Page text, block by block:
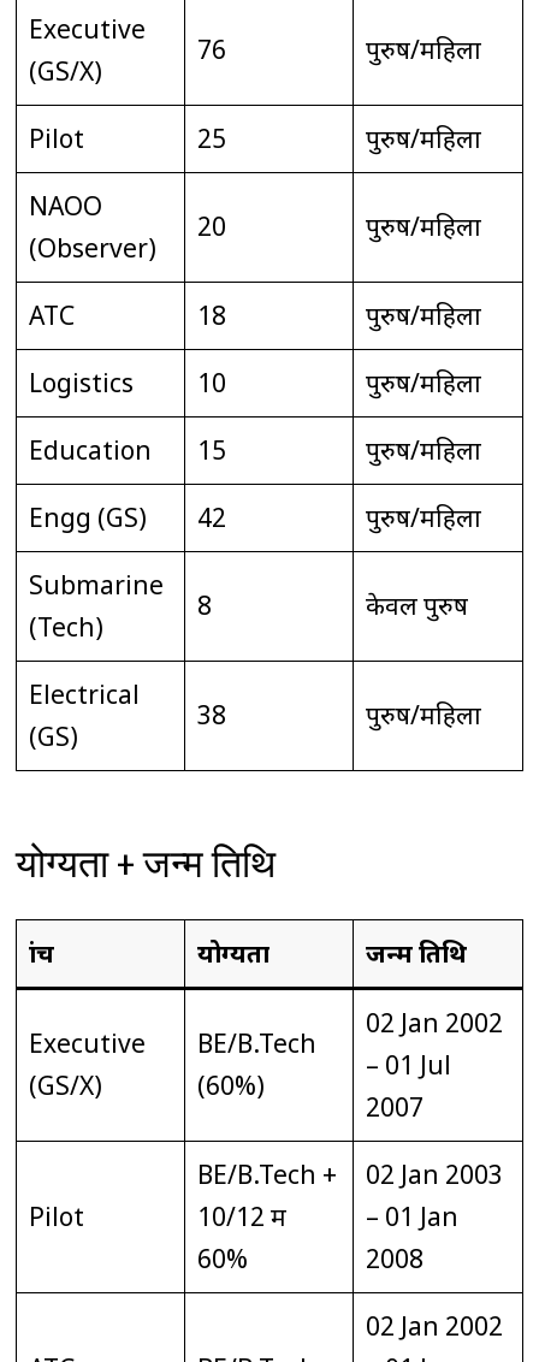
Executive
(GS/X)
76 पुरुष/महिला
Pilot 25
पुरुष/महिला
NAOO
(Observer)
20 पुरुष/महिला
ATC 18
पुरुष/महिला
Logistics
10
पुरुष/महिला
Education
15
पुरुष/महिला
Engg (GS)
42
पुरुष/महिला
Submarine
(Tech)
8 केवल पुरुष
Electrical
(GS)
38 पुरुष/महिला
योग्यता + जन्म तिथि
ब्रांच योग्यता जन्म तिथि
Executive
(GS/X)
BE/B.Tech
(60%)
02 Jan 2002
– 01 Jul
2007
Pilot
BE/B.Tech +
10/12 में
60%
02 Jan 2003
– 01 Jan
2008
02 Jan 2002